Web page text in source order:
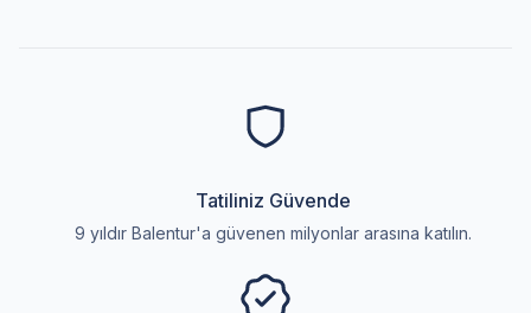
Tatiliniz Güvende
9 yıldır Balentur'a güvenen milyonlar arasına katılın.